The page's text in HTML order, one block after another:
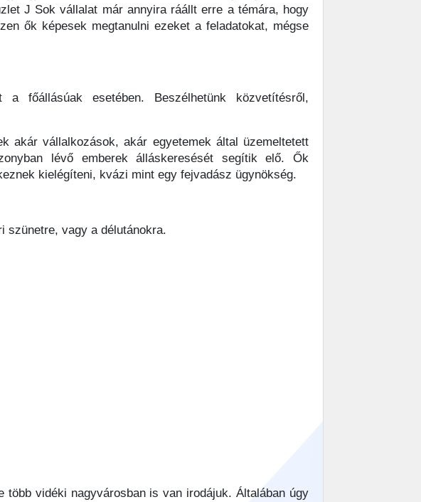
J Sok vállalat már annyira ráállt erre a témára, hogy
ők képesek megtanulni ezeket a feladatokat, mégse
főállásúak esetében. Beszélhetünk közvetítésről,
akár vállalkozások, akár egyetemek által üzemeltetett
lévő emberek álláskeresését segítik elő. Ők
kielégíteni, kvázi mint egy fejvadász ügynökség.
szünetre, vagy a délutánokra.
vidéki nagyvárosban is van irodájuk. Általában úgy